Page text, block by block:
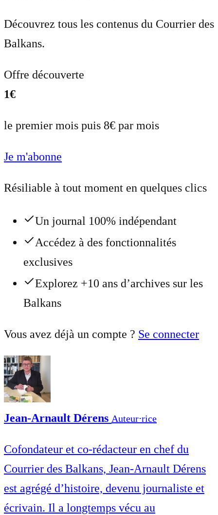
Découvrez tous les contenus du Courrier des
Balkans.
Offre découverte
1€
le premier mois puis 8€ par mois
Je m'abonne
Résiliable à tout moment en quelques clics
Un journal 100% indépendant
Accédez à des fonctionnalités
exclusives
Explorez +10 ans d’archives sur les
Balkans
Vous avez déjà un compte ? Se connecter
Jean-Arnault Dérens Auteur⋅rice
Cofondateur et co-rédacteur en chef du
Courrier des Balkans, Jean-Arnault Dérens
est agrégé d’histoire, devenu journaliste et
écrivain. Il a longtemps vécu au